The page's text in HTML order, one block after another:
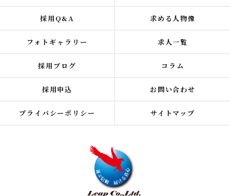
採用Q&A 求める人物像
フォトギャラリー 求人一覧
採用ブログ コラム
採用申込 お問い合わせ
プライバシーポリシー サイトマップ